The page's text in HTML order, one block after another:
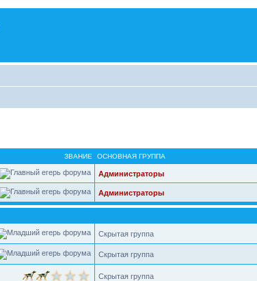
ЗВАНИЕ ОСНОВНАЯ ГРУППА
Администраторы
Администраторы
Скрытая группа
Скрытая группа
Скрытая группа